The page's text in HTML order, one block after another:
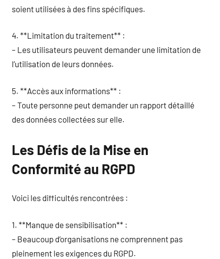
soient utilisées à des fins spécifiques.
4. **Limitation du traitement** :
– Les utilisateurs peuvent demander une limitation de
l’utilisation de leurs données.
5. **Accès aux informations** :
– Toute personne peut demander un rapport détaillé
des données collectées sur elle.
Les Défis de la Mise en
Conformité au RGPD
Voici les difficultés rencontrées :
1. **Manque de sensibilisation** :
– Beaucoup d’organisations ne comprennent pas
pleinement les exigences du RGPD.